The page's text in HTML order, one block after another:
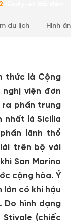
du lịch Hình
thức là Cộng
viện đơn
ra phần trung
nhất là Sicilia
lãnh thổ
trên bộ với
San Marino
cộng hòa. Ý
lớn có khí hậu
Do hình dạng
(chiếc